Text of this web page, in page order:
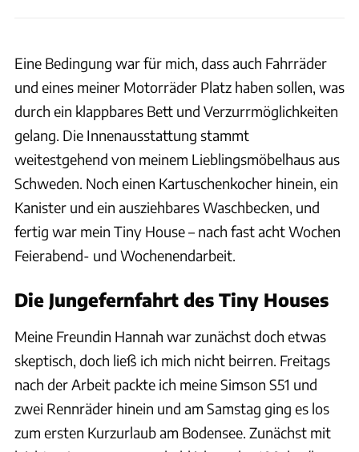
Eine Bedingung war für mich, dass auch Fahrräder
und eines meiner Motorräder Platz haben sollen, was
durch ein klappbares Bett und Verzurrmöglichkeiten
gelang. Die Innenausstattung stammt
weitestgehend von meinem Lieblingsmöbelhaus aus
Schweden. Noch einen Kartuschenkocher hinein, ein
Kanister und ein ausziehbares Waschbecken, und
fertig war mein Tiny House – nach fast acht Wochen
Feierabend- und Wochenendarbeit.
Die Jungefernfahrt des Tiny Houses
Meine Freundin Hannah war zunächst doch etwas
skeptisch, doch ließ ich mich nicht beirren. Freitags
nach der Arbeit packte ich meine Simson S51 und
zwei Rennräder hinein und am Samstag ging es los
zum ersten Kurzurlaub am Bodensee. Zunächst mit